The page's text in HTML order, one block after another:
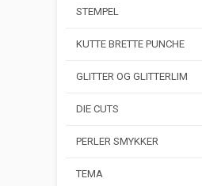
STEMPEL
KUTTE BRETTE PUNCHE
GLITTER OG GLITTERLIM
DIE CUTS
PERLER SMYKKER
TEMA